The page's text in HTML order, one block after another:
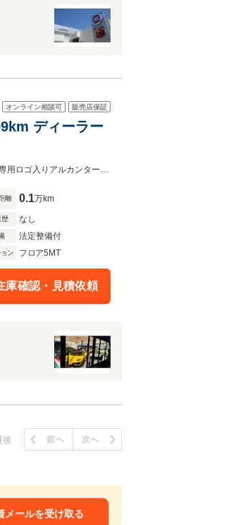
オンライン相談可 販売店保証
ディーラー
アルミボンネット アジャスタブルスポイラー 専用アクラボビッチマフラーカーボン調シフトノブ 専用ロゴ入りアルカンターラダッシュボード 専用ロゴ入りサベルト製スポーツシート
離 0.1万km
歴 なし
法定整備付
ョン フロア5MT
庫確認・見積依頼
後 前へ 次へ
メールを受け取る